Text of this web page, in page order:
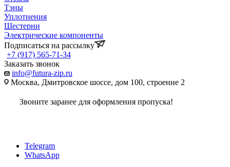
Тэны
Уплотнения
Шестерни
Электрические компоненты
Подписаться на рассылку
+7 (917) 565-71-34
Заказать звонок
info@futura-zip.ru
Москва, Дмитровское шоссе, дом 100, строение 2
Звоните заранее для оформления пропуска!
Telegram
WhatsApp